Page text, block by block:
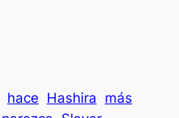
hace Hashira más